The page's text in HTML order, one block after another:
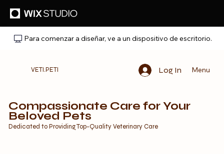
Para comenzar a diseñar, ve a un dispositivo de escritorio.